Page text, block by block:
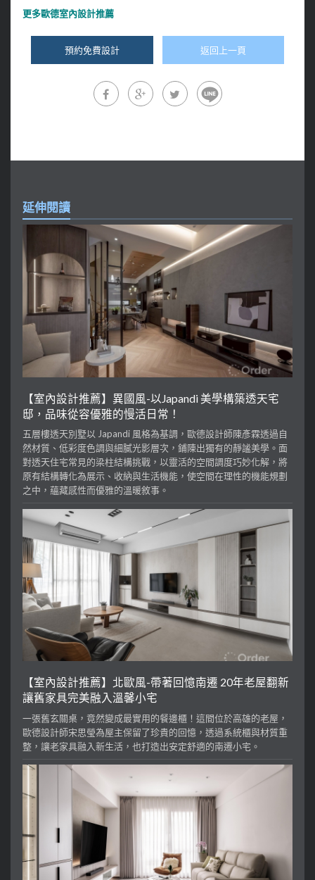
更多歐德室內設計推薦
預約免費設計 返回上一頁
延伸閱讀
【室內設計推薦】異國風-以Japandi 美學構築透天宅
邸，品味從容優雅的慢活日常！
五層樓透天別墅以 Japandi 風格為基調，歐德設計師陳彥霖透過自
然材質、低彩度色調與細膩光影層次，鋪陳出獨有的靜謐美學。面
對透天住宅常見的梁柱結構挑戰，以靈活的空間調度巧妙化解，將
原有結構轉化為展示、收納與生活機能，使空間在理性的機能規劃
之中，蘊藏感性而優雅的溫暖敘事。
【室內設計推薦】北歐風-帶著回憶南遷 20年老屋翻新
讓舊家具完美融入溫馨小宅
一張舊玄關桌，竟然變成最實用的餐邊櫃！這間位於高雄的老屋，
歐德設計師宋思瑩為屋主保留了珍貴的回憶，透過系統櫃與材質重
整，讓老家具融入新生活，也打造出安定舒適的南遷小宅。